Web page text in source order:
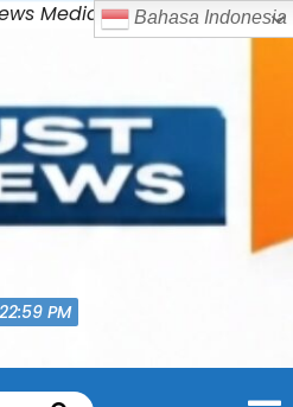
Media Skip
to
PM